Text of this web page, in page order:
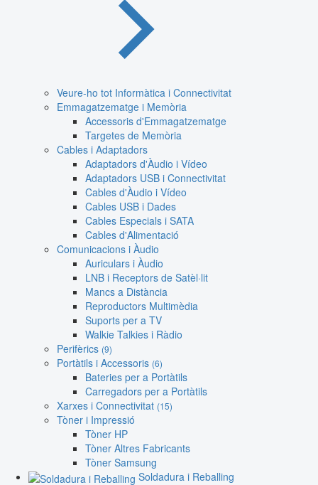
Veure-ho tot Informàtica i Connectivitat
Emmagatzematge i Memòria
Accessoris d'Emmagatzematge
Targetes de Memòria
Cables i Adaptadors
Adaptadors d'Àudio i Vídeo
Adaptadors USB i Connectivitat
Cables d'Àudio i Vídeo
Cables USB i Dades
Cables Especials i SATA
Cables d'Alimentació
Comunicacions i Àudio
Auriculars i Àudio
LNB i Receptors de Satèl·lit
Mancs a Distància
Reproductors Multimèdia
Suports per a TV
Walkie Talkies i Ràdio
Perifèrics (9)
Portàtils i Accessoris (6)
Bateries per a Portàtils
Carregadors per a Portàtils
Xarxes i Connectivitat (15)
Tòner i Impressió
Tòner HP
Tòner Altres Fabricants
Tòner Samsung
Soldadura i Reballing